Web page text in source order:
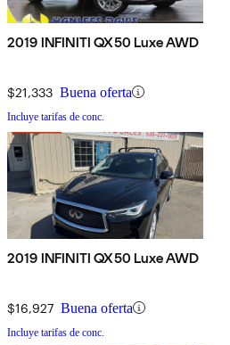
2019 INFINITI QX50 Luxe AWD
$21,333 Buena oferta
Incluye tarifas de conc.
2019 INFINITI QX50 Luxe AWD
$16,927 Buena oferta
Incluye tarifas de conc.